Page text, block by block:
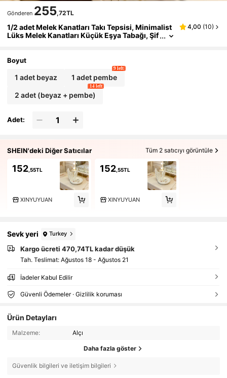
Gönderen 255,72TL
1/2 adet Melek Kanatları Takı Tepsisi, Minimalist
Lüks Melek Kanatları Küçük Eşya Tabağı, Şif
4,00 (10)
Boyut
1 adet beyaz 1 adet pembe
9 left
2 adet (beyaz + pembe)
14 left
Adet:
SHEIN'deki Diğer Satıcılar Tüm 2 satıcıyı görüntüle
152,55TL
XINYUYUAN
152,55TL
XINYUYUAN
Sevk yeri Turkey
Kargo ücreti 470,74TL kadar düşük
Tah. Teslimat: Ağustos 18 - Ağustos 21
İadeler Kabul Edilir
Güvenli Ödemeler · Gizlilik koruması
Ürün Detayları
Malzeme: Alçı
Daha fazla göster
Güvenlik bilgileri ve iletişim bilgileri